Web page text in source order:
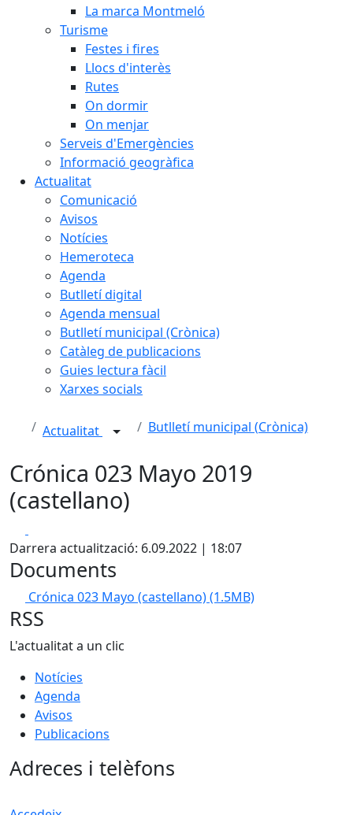
La marca Montmeló
Turisme
Festes i fires
Llocs d'interès
Rutes
On dormir
On menjar
Serveis d'Emergències
Informació geogràfica
Actualitat
Comunicació
Avisos
Notícies
Hemeroteca
Agenda
Butlletí digital
Agenda mensual
Butlletí municipal (Crònica)
Catàleg de publicacions
Guies lectura fàcil
Xarxes socials
Actualitat Butlletí municipal (Crònica)
Crónica 023 Mayo 2019
(castellano)
Darrera actualització: 6.09.2022 | 18:07
Documents
Crónica 023 Mayo (castellano)(1.5MB)
RSS
L'actualitat a un clic
Notícies
Agenda
Avisos
Publicacions
Adreces i telèfons